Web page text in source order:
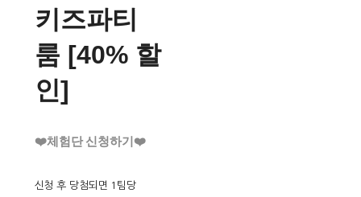
키즈파티
룸 [40% 할
인]
❤️체험단 신청하기❤️
신청 후 당첨되면 1팀당